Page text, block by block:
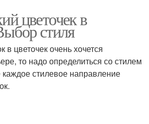
цветочек в
стиля
в цветочек очень хочется
то надо определиться со стилем
стилевое направление